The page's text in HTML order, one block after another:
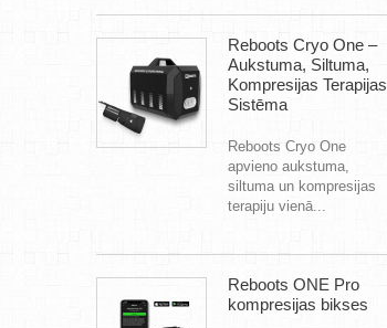
Reboots Cryo One –
Aukstuma, Siltuma,
Kompresijas Terapijas
Sistēma
Reboots Cryo One
apvieno aukstuma,
siltuma un kompresijas
terapiju vienā...
Reboots ONE Pro
kompresijas bikses